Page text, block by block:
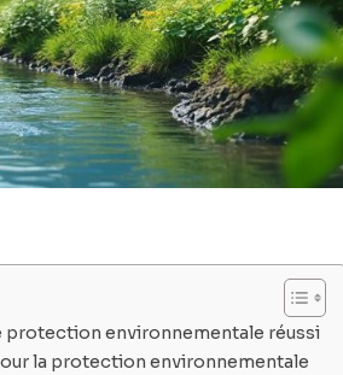
protection environnementale réussi
la protection environnementale